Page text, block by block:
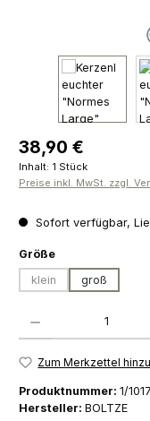
Regulärer Preis:
38,90 €
Inhalt: 1 Stück
Preise inkl. MwSt. zzgl.
Sofort verfügbar,
Größeauswählen
klein
(Diese Option ist
groß
Zum Merkzettel
Produktnummer: 1/
Hersteller: BOLTZE